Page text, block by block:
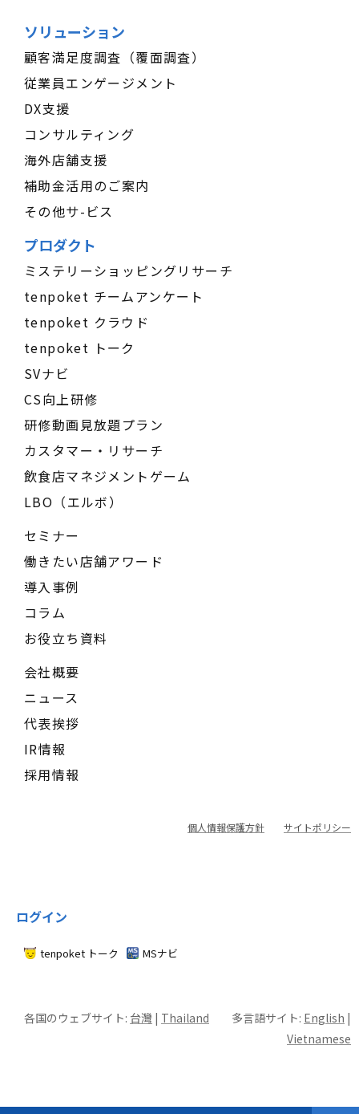
ソリューション
顧客満足度調査（覆面調査）
従業員エンゲージメント
DX支援
コンサルティング
海外店舗支援
補助金活用のご案内
その他サ-ビス
プロダクト
ミステリーショッピングリサーチ
tenpoket チームアンケート
tenpoket クラウド
tenpoket トーク
SVナビ
CS向上研修
研修動画見放題プラン
カスタマー・リサーチ
飲食店マネジメントゲーム
LBO（エルボ）
セミナー
働きたい店舗アワード
導入事例
コラム
お役立ち資料
会社概要
ニュース
代表挨拶
IR情報
採用情報
個人情報保護方針 サイトポリシー
ログイン
tenpoket トーク MSナビ
各国のウェブサイト: 台灣 | Thailand 多言語サイト: English |
Vietnamese